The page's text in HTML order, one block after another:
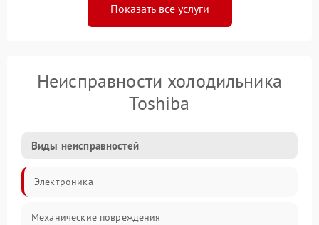
Показать все услуги
Неисправности холодильника
Toshiba
Виды неисправностей
Электроника
Механические повреждения